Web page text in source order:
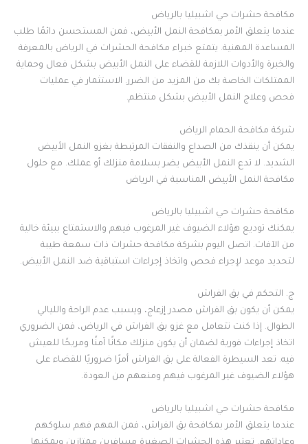
مكافحة حشرات حي اشبيليا بالرياض
عندما يتعلق الأمر بمكافحة النمل الأبيض، فمن المستحسن دائمًا طلب
المساعدة المهنية. يتمتع خبراء مكافحة الحشرات في الرياض بالمعرفة
والخبرة والأدوات اللازمة للقضاء على النمل الأبيض بشكل فعال وحماية
الممتلكات الخاصة بك من المزيد من الضرر. الاستثمار في عمليات
فحص وعلاج النمل الأبيض بشكل منتظم.
شركة مكافحة الحمام الرياض
يمكن أن ينقذك من الصداع والنفقات المرتبطة بغزو النمل الأبيض
الشديد. لا تدع النمل الأبيض يضر بسلامة منزلك أو عملك. مع حلول
مكافحة النمل الأبيض المناسبة في الرياض
مكافحة حشرات حي اشبيليا بالرياض
يمكنك توديع هؤلاء الضيوف غير المرغوب فيهم والاستمتاع ببيئة خالية
من الآفات. اتصل اليوم بشركة مكافحة حشرات ذات سمعة طيبة
لتحديد موعد لإجراء فحص واتخاذ إجراءات استباقية ضد النمل الأبيض.
ج. التحكم في بق الفراش
يمكن أن يكون بق الفراش مصدر إزعاج، ويسبب عدم الراحة والليالي
الطوال. إذا كنت تتعامل مع غزو بق الفراش في الرياض، فمن الضروري
اتخاذ إجراءات فورية لضمان أن يكون منزلك مكانًا آمنًا ومريحًا للعيش
فيه. تعد السيطرة الفعالة على بق الفراش أمرًا ضروريًا للقضاء على
هؤلاء الضيوف غير المرغوب فيهم ومنعهم من العودة.
مكافحة حشرات حي اشبيليا بالرياض
عندما يتعلق الأمر بمكافحة بق الفراش، فمن المهم فهم سلوكهم